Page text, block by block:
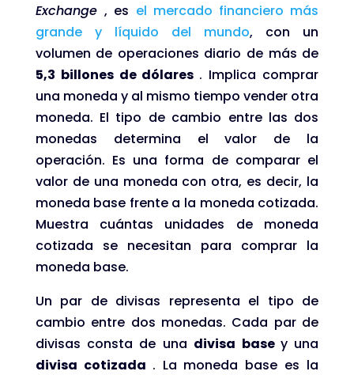
Exchange, es el mercado financiero más
grande y líquido del mundo, con un
volumen de operaciones diario de más de
5,3 billones de dólares . Implica comprar
una moneda y al mismo tiempo vender otra
moneda. El tipo de cambio entre las dos
monedas determina el valor de la
operación. Es una forma de comparar el
valor de una moneda con otra, es decir, la
moneda base frente a la moneda cotizada.
Muestra cuántas unidades de moneda
cotizada se necesitan para comprar la
moneda base.
Un par de divisas representa el tipo de
cambio entre dos monedas. Cada par de
divisas consta de una divisa base y una
divisa cotizada . La moneda base es la